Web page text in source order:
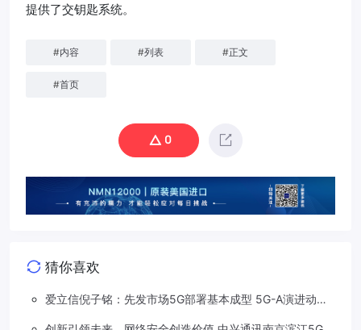
提供了交钥匙系统。
#内容 #列表 #正文
#首页
0
猜你喜欢
爱立信倪子铭：先发市场5G部署基本成型 5G-A演进动能